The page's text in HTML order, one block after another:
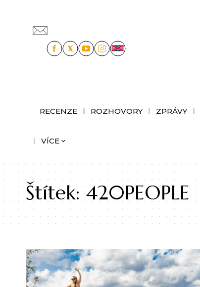
RECENZE ROZHOVORY ZPRÁVY
VÍCE
Štítek:420PEOPLE